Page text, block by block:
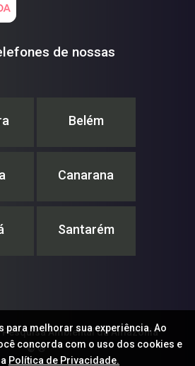
de nossas
Belém
Canarana
Santarém
Pesquisa Ambiental da Amazônia
© ®
para melhorar sua experiência. Ao
concorda com o uso dos cookies e
Política de Privacidade.